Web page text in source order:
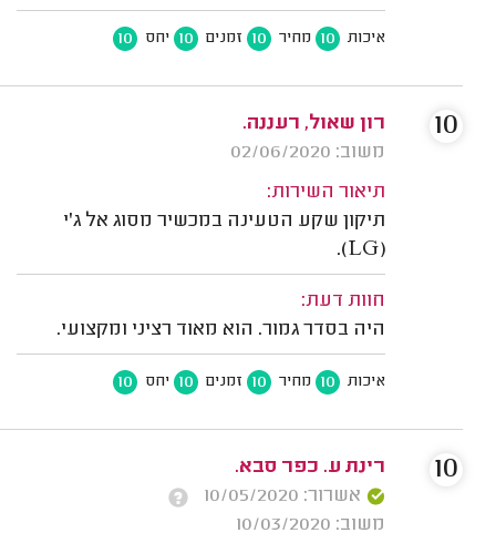
איכות 10 מחיר 10 זמנים 10 יחס 10
רון שאול, רעננה.
משוב: 02/06/2020
תיאור השירות:
תיקון שקע הטעינה במכשיר מסוג אל ג'י
(LG).
חוות דעת:
היה בסדר גמור. הוא מאוד רציני ומקצועי.
איכות 10 מחיר 10 זמנים 10 יחס 10
10
רינת ע. כפר סבא.
אשרור: 10/05/2020
משוב: 10/03/2020
10